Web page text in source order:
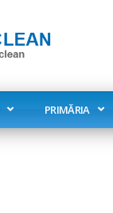
PRIMĂRIA